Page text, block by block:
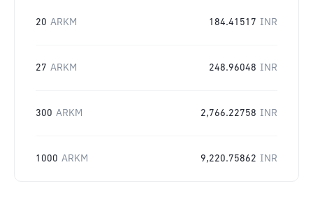
20 ARKM 184.41517 INR
27 ARKM 248.96048 INR
300 ARKM 2,766.22758 INR
1000 ARKM 9,220.75862 INR